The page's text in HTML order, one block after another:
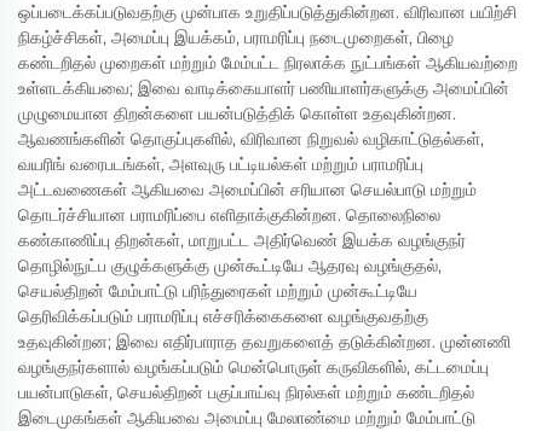
ஒப்படைக்கப்படுவதற்கு முன்பாக உறுதிப்படுத்துகின்றன. விரிவான பயிற்சி
நிகழ்ச்சிகள், அமைப்பு இயக்கம், பராமரிப்பு நடைமுறைகள், பிழை
கண்டறிதல் முறைகள் மற்றும் மேம்பட்ட நிரலாக்க நுட்பங்கள் ஆகியவற்றை
உள்ளடக்கியவை; இவை வாடிக்கையாளர் பணியாளர்களுக்கு அமைப்பின்
முழுமையான திறன்களை பயன்படுத்திக் கொள்ள உதவுகின்றன.
ஆவணங்களின் தொகுப்புகளில், விரிவான நிறுவல் வழிகாட்டுதல்கள்,
வயரிங் வரைபடங்கள், அளவுரு பட்டியல்கள் மற்றும் பராமரிப்பு
அட்டவணைகள் ஆகியவை அமைப்பின் சரியான செயல்பாடு மற்றும்
தொடர்ச்சியான பராமரிப்பை எளிதாக்குகின்றன. தொலைநிலை
கண்காணிப்பு திறன்கள், மாறுபட்ட அதிர்வெண் இயக்க வழங்குநர்
தொழில்நுட்ப குழுக்களுக்கு முன்கூட்டியே ஆதரவு வழங்குதல்,
செயல்திறன் மேம்பாட்டு பரிந்துரைகள் மற்றும் முன்கூட்டியே
தெரிவிக்கப்படும் பராமரிப்பு எச்சரிக்கைகளை வழங்குவதற்கு
உதவுகின்றன; இவை எதிர்பாராத தவறுகளைத் தடுக்கின்றன. முன்னணி
வழங்குநர்களால் வழங்கப்படும் மென்பொருள் கருவிகளில், கட்டமைப்பு
பயன்பாடுகள், செயல்திறன் பகுப்பாய்வு நிரல்கள் மற்றும் கண்டறிதல்
இடைமுகங்கள் ஆகியவை அமைப்பு மேலாண்மை மற்றும் மேம்பாட்டு